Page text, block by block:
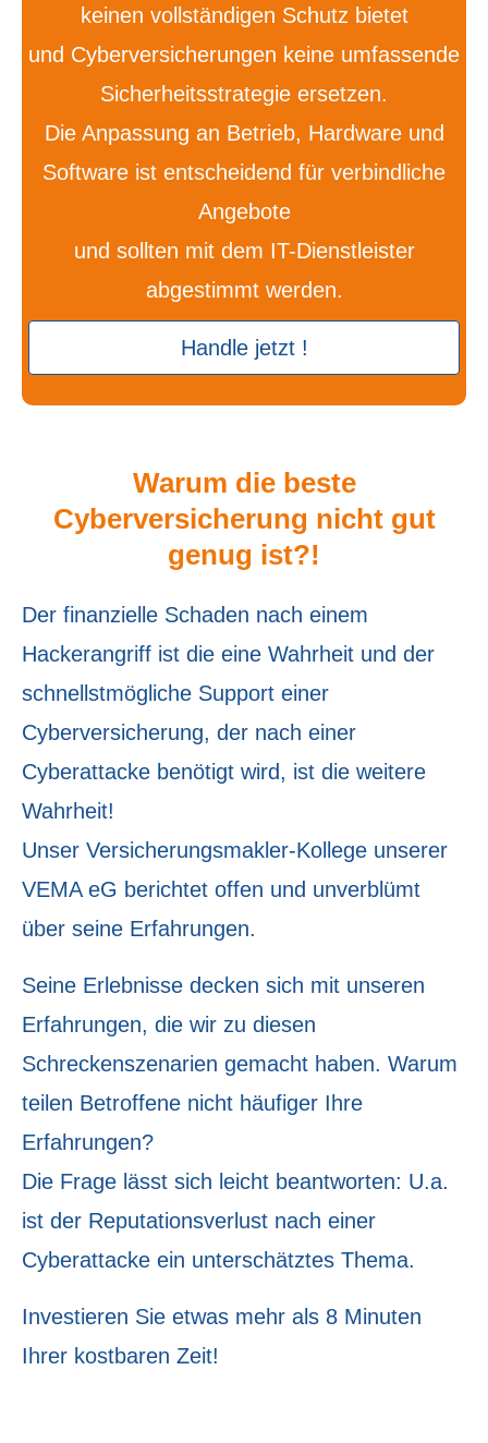
keinen vollständigen Schutz bietet
und Cyberversicherungen keine umfassende
Sicherheitsstrategie ersetzen.
Die Anpassung an Betrieb, Hardware und
Software ist entscheidend für verbindliche
Angebote
und sollten mit dem IT-Dienstleister
abgestimmt werden.
Handle jetzt !
Warum die beste
Cyberversicherung nicht gut
genug ist?!
Der finanzielle Schaden nach einem
Hackerangriff ist die eine Wahrheit und der
schnellstmögliche Support einer
Cyberversicherung, der nach einer
Cyberattacke benötigt wird, ist die weitere
Wahrheit!
Unser Ver­sicherungs­makler-Kollege unserer
VEMA eG berichtet offen und unverblümt
über seine Erfahrungen.
Seine Erlebnisse decken sich mit unseren
Erfahrungen, die wir zu diesen
Schreckenszenarien gemacht haben. Warum
teilen Betroffene nicht häufiger Ihre
Erfahrungen?
Die Frage lässt sich leicht beantworten: U.a.
ist der Reputationsverlust nach einer
Cyberattacke ein unterschätztes Thema.
Investieren Sie etwas mehr als 8 Minuten
Ihrer kostbaren Zeit!